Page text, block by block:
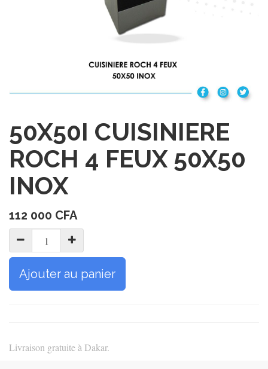
50X50I CUISINIERE
ROCH 4 FEUX 50X50
INOX
112 000 CFA
Ajouter au panier
Livraison gratuite à Dakar.